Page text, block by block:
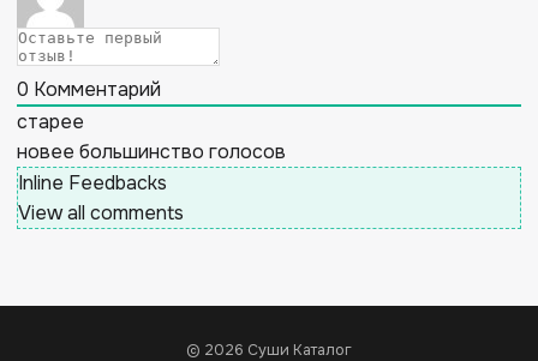
0 Комментарий
старее
новее большинство голосов
Inline Feedbacks
View all comments
© 2026 Суши Каталог